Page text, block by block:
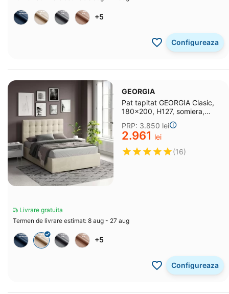
+5
Configureaza
GEORGIA
Pat tapitat GEORGIA Clasic,
180x200, H127, somiera,
PRP: 3.850 lei
2.961 lei
(16)
Livrare gratuita
Termen de livrare estimat: 8 aug - 27 aug
+5
Configureaza